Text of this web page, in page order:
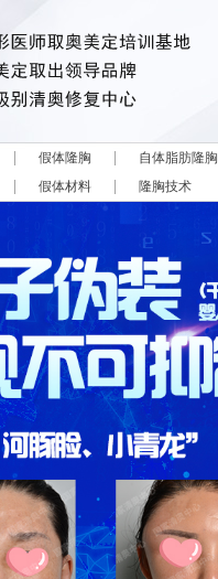
假体隆胸
自体脂肪隆胸
假体材料 隆胸技术